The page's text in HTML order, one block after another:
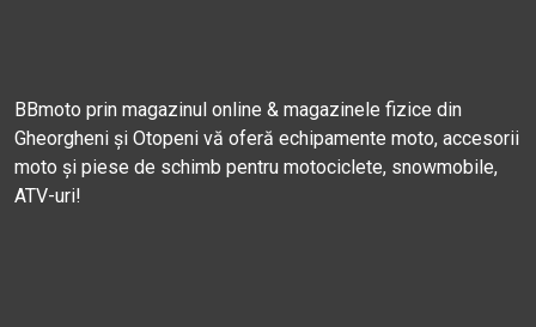
BBmoto prin magazinul online & magazinele fizice din
Gheorgheni și Otopeni vă oferă echipamente moto, accesorii
moto și piese de schimb pentru motociclete, snowmobile,
ATV-uri!